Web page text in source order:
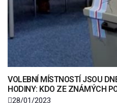
VOLEBNÍ MÍSTNOSTÍ JSOU
HODINY: KDO ZE ZNÁMÝCH
28/01/2023